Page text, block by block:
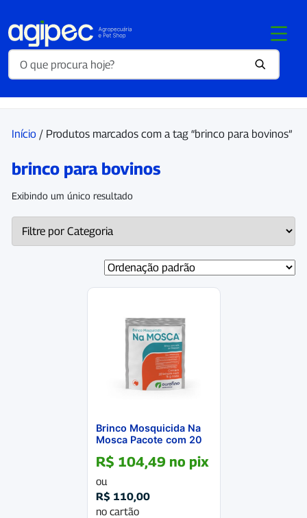
Início / Produtos marcados com a tag “brinco para bovinos”
brinco para bovinos
Exibindo um único resultado
Brinco Mosquicida Na
Mosca Pacote com 20
R$ 104,49 no pix
ou
R$ 110,00
no cartão